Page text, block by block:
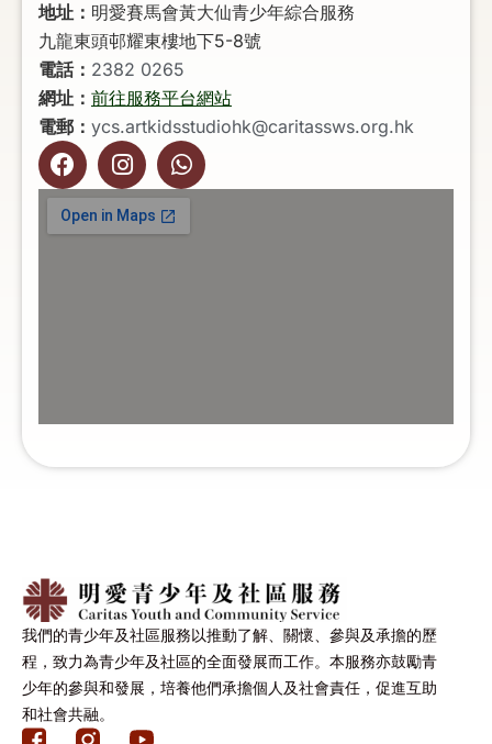
地址： 明愛賽馬會黃大仙青少年綜合服務
九龍東頭邨耀東樓地下5-8號
電話： 2382 0265
網址： 前往服務平台網站
電郵： ycs.artkidsstudiohk@caritassws.org.hk
我們的青少年及社區服務以推動了解、關懷、參與及承擔的歷
程，致力為青少年及社區的全面發展而工作。本服務亦鼓勵青
少年的參與和發展，培養他們承擔個人及社會責任，促進互助
和社會共融。